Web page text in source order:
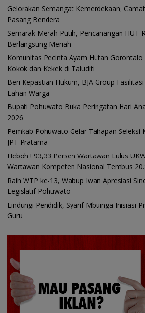
Gelorakan Semangat Kemerdekaan,
Pasang Bendera
Semarak Merah Putih, Pencanangan HUT
Berlangsung Meriah
Komunitas Pecinta Ayam Hutan Gorontalo
Kokok dan Kekek di Taluditi
Beri Kepastian Hukum, BJA Group
Lahan Warga
Bupati Pohuwato Buka Peringatan Hari
2026
Pemkab Pohuwato Gelar Tahapan Seleksi
JPT Pratama
Heboh ! 93,33 Persen Wartawan Lulus
Wartawan Kompeten Nasional Tembus
Raih WTP ke-13, Wabup Iwan Apresiasi
Legislatif Pohuwato
Lindungi Pendidik, Syarif Mbuinga Inisiasi
Guru